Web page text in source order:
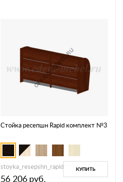
Стойка ресепшн Rapid комплект №3
stoyka_resepshn_rapid_komplekt_3_
56 206 руб.
КУПИТЬ